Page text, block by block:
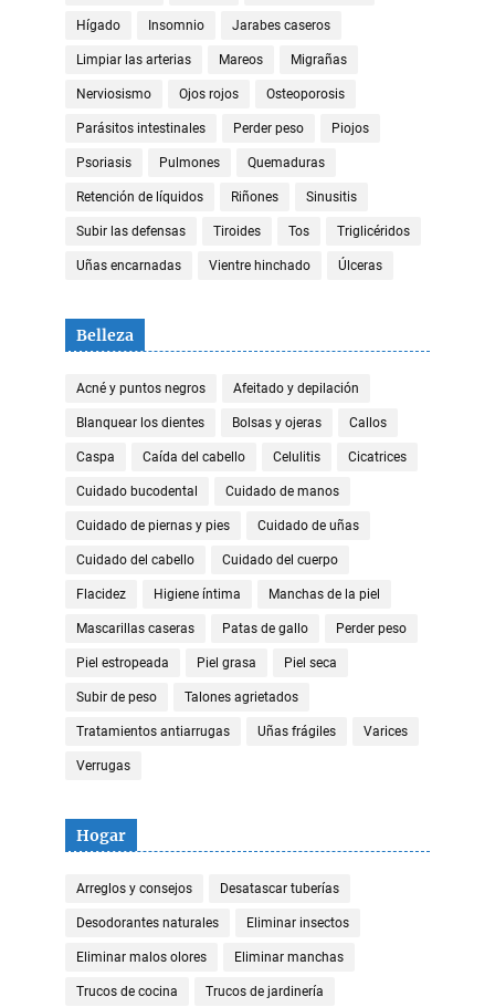
Hígado Insomnio Jarabes caseros
Limpiar las arterias Mareos Migrañas
Nerviosismo Ojos rojos Osteoporosis
Parásitos intestinales Perder peso Piojos
Psoriasis Pulmones Quemaduras
Retención de líquidos Riñones Sinusitis
Subir las defensas Tiroides Tos Triglicéridos
Uñas encarnadas Vientre hinchado Úlceras
Belleza
Acné y puntos negros Afeitado y depilación
Blanquear los dientes Bolsas y ojeras Callos
Caspa Caída del cabello Celulitis Cicatrices
Cuidado bucodental Cuidado de manos
Cuidado de piernas y pies Cuidado de uñas
Cuidado del cabello Cuidado del cuerpo
Flacidez Higiene íntima Manchas de la piel
Mascarillas caseras Patas de gallo Perder peso
Piel estropeada Piel grasa Piel seca
Subir de peso Talones agrietados
Tratamientos antiarrugas Uñas frágiles Varices
Verrugas
Hogar
Arreglos y consejos Desatascar tuberías
Desodorantes naturales Eliminar insectos
Eliminar malos olores Eliminar manchas
Trucos de cocina Trucos de jardinería